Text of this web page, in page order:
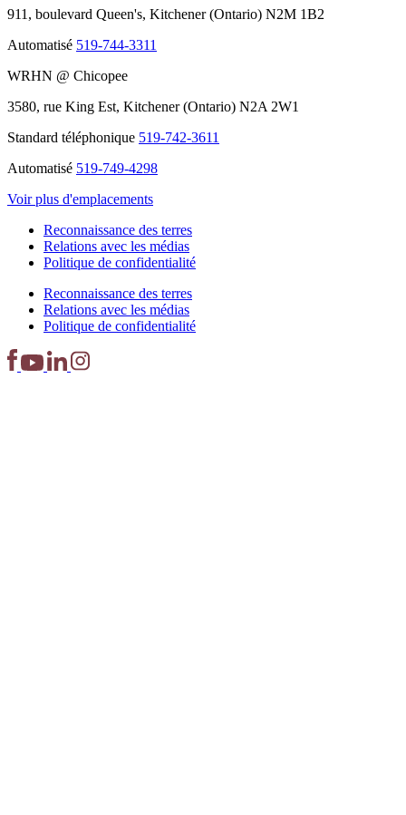
911, boulevard Queen's, Kitchener (Ontario) N2M 1B2
Automatisé 519-744-3311
WRHN @ Chicopee
3580, rue King Est, Kitchener (Ontario) N2A 2W1
Standard téléphonique 519-742-3611
Automatisé 519-749-4298
Voir plus d'emplacements
Reconnaissance des terres
Relations avec les médias
Politique de confidentialité
Reconnaissance des terres
Relations avec les médias
Politique de confidentialité